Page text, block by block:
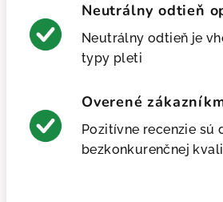
Neutrálny odtieň
Neutrálny odtieň je
typy pleti
Overené
Pozitívne recenzie sú
bezkonkurenčnej